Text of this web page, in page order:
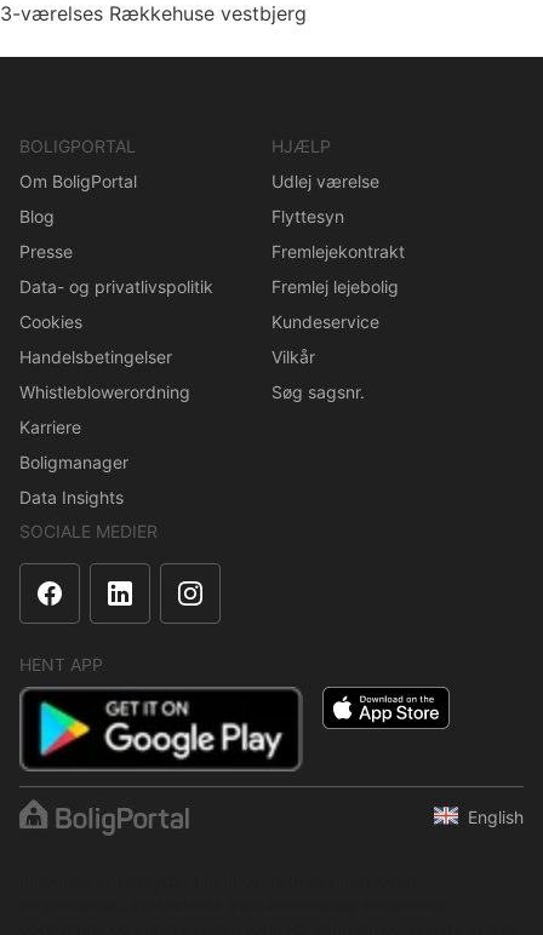
3-værelses Rækkehuse vestbjerg
BOLIGPORTAL
Om BoligPortal
Blog
Presse
Data- og privatlivspolitik
Cookies
Handelsbetingelser
Whistleblowerordning
Karriere
Boligmanager
Data Insights
HJÆLP
Udlej værelse
Flyttesyn
Fremlejekontrakt
Fremlej lejebolig
Kundeservice
Vilkår
Søg sagsnr.
SOCIALE MEDIER
HENT APP
English